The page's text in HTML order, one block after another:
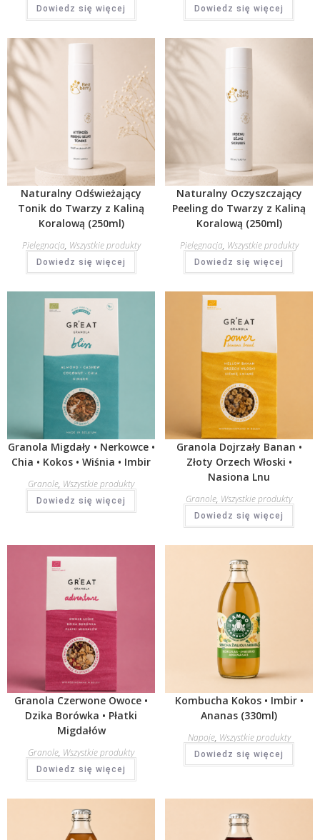
Dowiedz się więcej Dowiedz się więcej
Pielęgnacja, Wszystkie produkty
Naturalny Odświeżający
Tonik do Twarzy z Kaliną
Koralową (250ml)
Dowiedz się więcej
Pielęgnacja, Wszystkie produkty
Naturalny Oczyszczający
Peeling do Twarzy z Kaliną
Koralową (250ml)
Dowiedz się więcej
Granole, Wszystkie produkty
Granola Migdały • Nerkowce •
Chia • Kokos • Wiśnia • Imbir
Dowiedz się więcej Granole, Wszystkie produkty
Granola Dojrzały Banan •
Złoty Orzech Włoski •
Nasiona Lnu
Dowiedz się więcej
Granole, Wszystkie produkty
Granola Czerwone Owoce •
Dzika Borówka • Płatki
Migdałów
Dowiedz się więcej
Napoje, Wszystkie produkty
Kombucha Kokos • Imbir •
Ananas (330ml)
Dowiedz się więcej